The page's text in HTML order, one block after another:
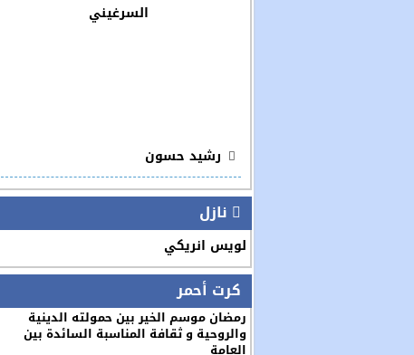
السرغيني
رشيد حسون
نازل
لويس انريكي
كرت أحمر
رمضان موسم الخير بين حمولته الدينية
والروحية و ثقافة المناسبة السائدة بين
العامة